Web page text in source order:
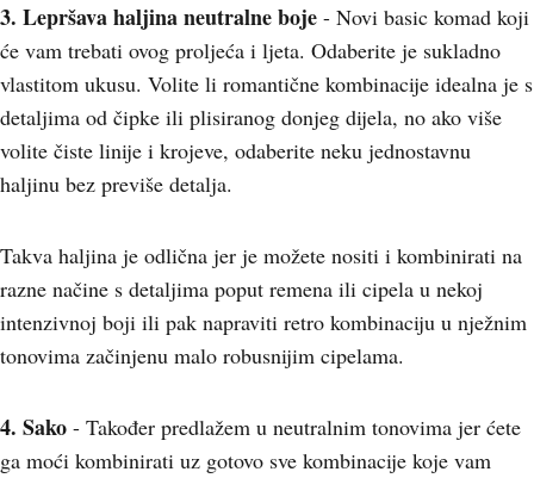
3. Lepršava haljina neutralne boje - Novi basic komad koji
će vam trebati ovog proljeća i ljeta. Odaberite je sukladno
vlastitom ukusu. Volite li romantične kombinacije idealna je s
detaljima od čipke ili plisiranog donjeg dijela, no ako više
volite čiste linije i krojeve, odaberite neku jednostavnu
haljinu bez previše detalja.
Takva haljina je odlična jer je možete nositi i kombinirati na
razne načine s detaljima poput remena ili cipela u nekoj
intenzivnoj boji ili pak napraviti retro kombinaciju u nježnim
tonovima začinjenu malo robusnijim cipelama.
4. Sako - Također predlažem u neutralnim tonovima jer ćete
ga moći kombinirati uz gotovo sve kombinacije koje vam